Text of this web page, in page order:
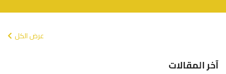
عرض الكل
آخر المقالات